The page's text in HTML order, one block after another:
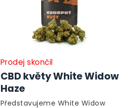
CBD květy White Widow
Haze
Prodej skončil
Představujeme White Widow